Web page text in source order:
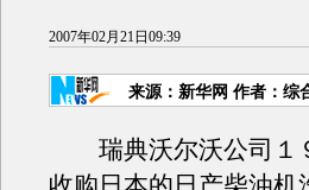
2007年02月21日09:39
来源：新华网 作者：综
瑞典沃尔沃公司１